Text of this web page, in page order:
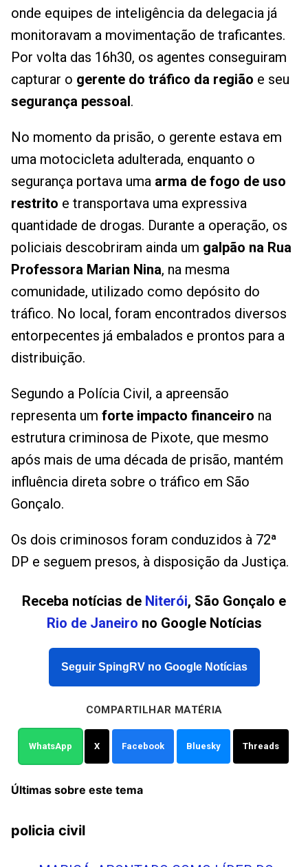
onde equipes de inteligência da delegacia já
monitoravam a movimentação de traficantes.
Por volta das 16h30, os agentes conseguiram
capturar o gerente do tráfico da região e seu
segurança pessoal.
No momento da prisão, o gerente estava em
uma motocicleta adulterada, enquanto o
segurança portava uma arma de fogo de uso
restrito e transportava uma expressiva
quantidade de drogas. Durante a operação, os
policiais descobriram ainda um galpão na Rua
Professora Marian Nina, na mesma
comunidade, utilizado como depósito do
tráfico. No local, foram encontrados diversos
entorpecentes já embalados e prontos para a
distribuição.
Segundo a Polícia Civil, a apreensão
representa um forte impacto financeiro na
estrutura criminosa de Pixote, que mesmo
após mais de uma década de prisão, mantém
influência direta sobre o tráfico em São
Gonçalo.
Os dois criminosos foram conduzidos à 72ª
DP e seguem presos, à disposição da Justiça.
Receba notícias de Niterói, São Gonçalo e
Rio de Janeiro no Google Notícias
Seguir SpingRV no Google Notícias
COMPARTILHAR MATÉRIA
WhatsApp X Facebook Bluesky Threads
Últimas sobre este tema
policia civil